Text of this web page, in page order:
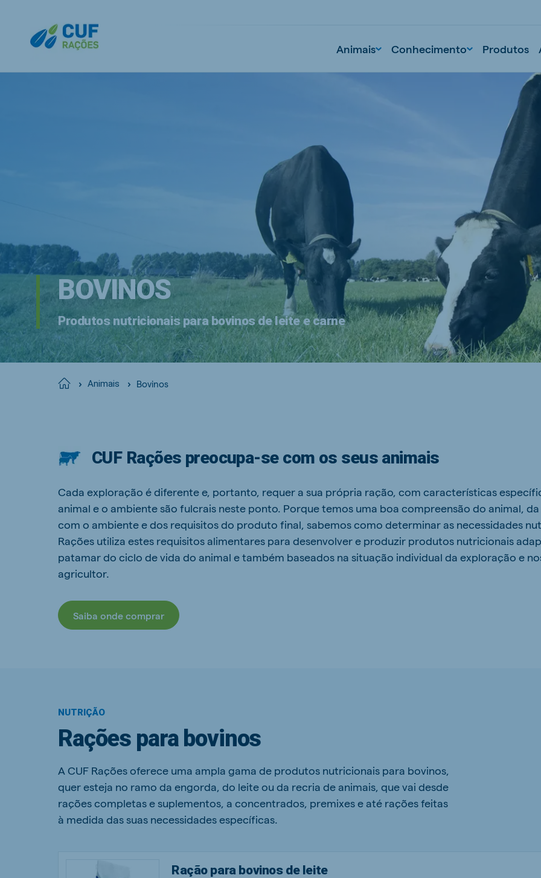
Animais Conhecimento Produtos
BOVINOS
Produtos nutricionais para bovinos de leite e carne
Home Animais Bovinos
CUF Rações preocupa-se com os seus animais
Cada exploração é diferente e, portanto, requer a sua própria ração, com características
animal e o ambiente são fulcrais neste ponto. Porque temos uma boa compreensão do animal,
com o ambiente e dos requisitos do produto final, sabemos como determinar as necessidades
Rações utiliza estes requisitos alimentares para desenvolver e produzir produtos nutricionais
patamar do ciclo de vida do animal e também baseados na situação individual da exploração e
agricultor.
Saiba onde comprar
NUTRIÇÃO
Rações para bovinos
A CUF Rações oferece uma ampla gama de produtos nutricionais para bovinos,
quer esteja no ramo da engorda, do leite ou da recria de animais, que vai desde
rações completas e suplementos, a concentrados, premixes e até rações feitas
à medida das suas necessidades específicas.
Ração para bovinos de leite